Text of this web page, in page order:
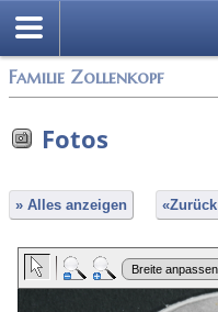
Familie Zollenkopf
Fotos
» Alles anzeigen «Zurück